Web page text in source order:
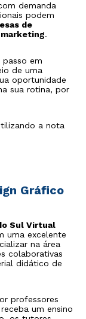
demanda
podem
de
.
em
de uma
oportunidade
sua rotina, por
a nota
Gráfico
Sul Virtual
uma excelente
na área
colaborativas
didático de
professores
um ensino